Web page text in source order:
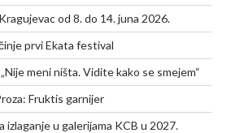
od 8. do 14. juna 2026.
prvi Ekata festival
meni ništa. Vidite kako se smejem“
Fruktis garnijer
izlaganje u galerijama KCB u 2027.